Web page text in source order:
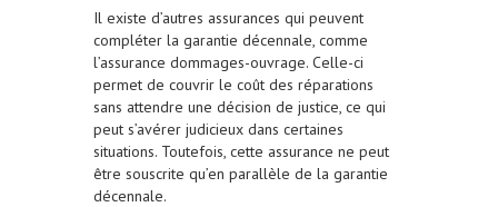
Il existe d’autres assurances qui peuvent
compléter la garantie décennale, comme
l’assurance dommages-ouvrage. Celle-ci
permet de couvrir le coût des réparations
sans attendre une décision de justice, ce qui
peut s’avérer judicieux dans certaines
situations. Toutefois, cette assurance ne peut
être souscrite qu’en parallèle de la garantie
décennale.